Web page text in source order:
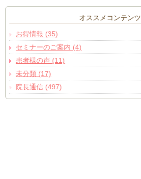
オススメコンテンツ
お得情報 (35)
セミナーのご案内 (4)
患者様の声 (11)
未分類 (17)
院長通信 (497)